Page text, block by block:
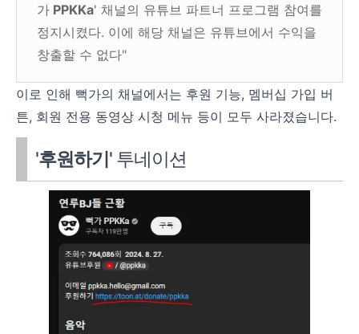
가 PPKKa' 채널의 유튜브 파트너 프로그램 참여를
정지시켰다. 이에 해당 채널은 유튜브에서 수익을
창출할 수 없다"
이로 인해 뻑가의 채널에서는 후원 기능, 멤버십 가입 버
튼, 회원 전용 동영상 시청 메뉴 등이 모두 사라졌습니다.
'후원하기' 투네이션